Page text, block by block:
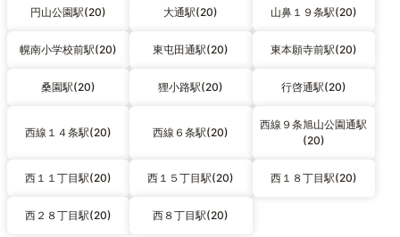
円山公園駅(20) 大通駅(20) 山鼻１９条駅(20)
幌南小学校前駅(20) 東屯田通駅(20) 東本願寺前駅(20)
桑園駅(20) 狸小路駅(20) 行啓通駅(20)
西線１４条駅(20) 西線６条駅(20)
西線９条旭山公園通駅
(20)
西１１丁目駅(20) 西１５丁目駅(20) 西１８丁目駅(20)
西２８丁目駅(20) 西８丁目駅(20)